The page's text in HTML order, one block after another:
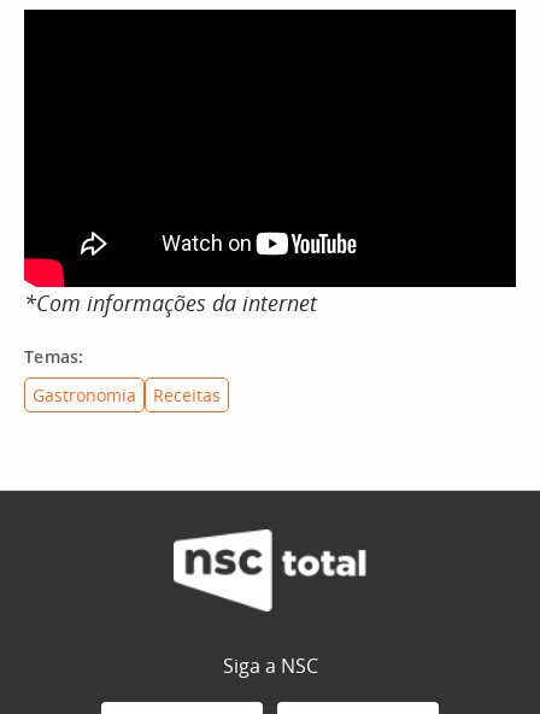
*Com informações da internet
Temas:
Gastronomia
Receitas
Siga a NSC